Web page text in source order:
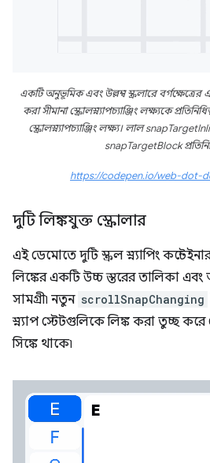
একটি অনুভূমিক এবং উল্লম্ব স্ক্রলারে বর্গক্ষেত্রের
করা সীমানা স্ক্রোলস্ন্যাপচ্যাঞ্জিং লক্ষ্যকে
স্ক্রোলস্ন্যাপচ্যাঞ্জিং লক্ষ্য। লাল
snapTargetBlock
https://codepen.io/web-dot-
দুটি লিঙ্কযুক্ত স্ক্রোলার
এই ডেমোতে দুটি স্ক্রল স্ন্যাপিং
লিঙ্কের একটি উচ্চ স্তরের তালিকা এবং
সামগ্রী৷ নতুন scrollSnapChanging
স্ন্যাপ স্টেটগুলিকে লিঙ্ক করা তুচ্ছ
সিঙ্কে থাকে৷